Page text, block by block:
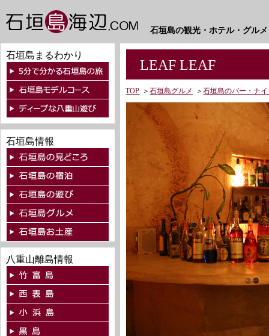
石垣島の観光・ホテル・グル
石垣島まるわかり
石垣島情報
八重山離島情報
LEAF LEAF
TOP ＞石垣島グルメ ＞石垣島のバー・ナ